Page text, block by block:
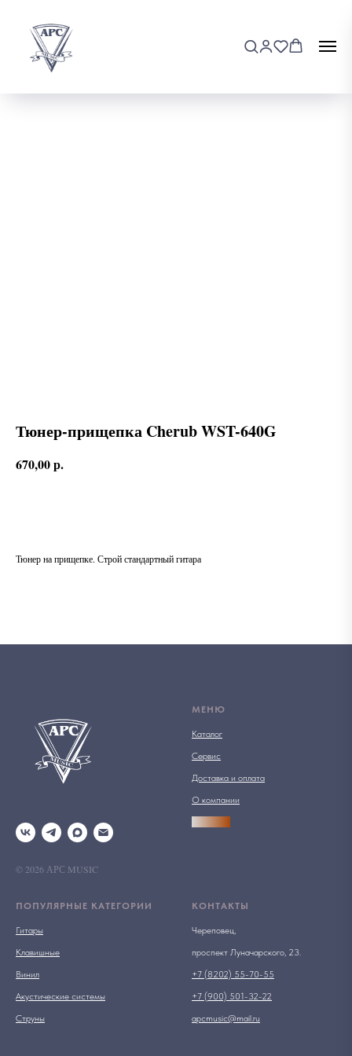
Тюнер-прищепка Cherub WST-640G
670,00р.
Тюнер на прищепке. Строй стандартный гитара
© 2026 АРС MUSIC
МЕНЮ
Каталог
Сервис
Доставка и оплата
О компании
ПОПУЛЯРНЫЕ КАТЕГОРИИ
Гитары
Клавишные
Винил
Акустические системы
Струны
КОНТАКТЫ
Череповец,
проспект Луначарского, 23.
+7 (8202) 55-70-55
+7 (900) 501-32-22
apcmusic@mail.ru